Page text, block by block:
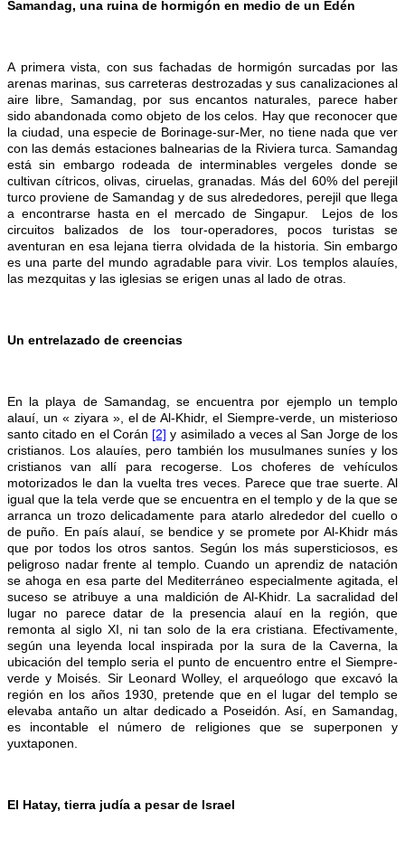
Samandag, una ruina de hormigón en medio de un Edén
A primera vista, con sus fachadas de hormigón surcadas por las
arenas marinas, sus carreteras destrozadas y sus canalizaciones al
aire libre, Samandag, por sus encantos naturales, parece haber
sido abandonada como objeto de los celos. Hay que reconocer que
la ciudad, una especie de Borinage-sur-Mer, no tiene nada que ver
con las demás estaciones balnearias de la Riviera turca. Samandag
está sin embargo rodeada de interminables vergeles donde se
cultivan cítricos, olivas, ciruelas, granadas. Más del 60% del perejil
turco proviene de Samandag y de sus alrededores, perejil que llega
a encontrarse hasta en el mercado de Singapur. Lejos de los
circuitos balizados de los tour-operadores, pocos turistas se
aventuran en esa lejana tierra olvidada de la historia. Sin embargo
es una parte del mundo agradable para vivir. Los templos alauíes,
las mezquitas y las iglesias se erigen unas al lado de otras.
Un entrelazado de creencias
En la playa de Samandag, se encuentra por ejemplo un templo
alauí, un « ziyara », el de Al-Khidr, el Siempre-verde, un misterioso
santo citado en el Corán [2] y asimilado a veces al San Jorge de los
cristianos. Los alauíes, pero también los musulmanes suníes y los
cristianos van allí para recogerse. Los choferes de vehículos
motorizados le dan la vuelta tres veces. Parece que trae suerte. Al
igual que la tela verde que se encuentra en el templo y de la que se
arranca un trozo delicadamente para atarlo alrededor del cuello o
de puño. En país alauí, se bendice y se promete por Al-Khidr más
que por todos los otros santos. Según los más supersticiosos, es
peligroso nadar frente al templo. Cuando un aprendiz de natación
se ahoga en esa parte del Mediterráneo especialmente agitada, el
suceso se atribuye a una maldición de Al-Khidr. La sacralidad del
lugar no parece datar de la presencia alauí en la región, que
remonta al siglo XI, ni tan solo de la era cristiana. Efectivamente,
según una leyenda local inspirada por la sura de la Caverna, la
ubicación del templo seria el punto de encuentro entre el Siempre-
verde y Moisés. Sir Leonard Wolley, el arqueólogo que excavó la
región en los años 1930, pretende que en el lugar del templo se
elevaba antaño un altar dedicado a Poseidón. Así, en Samandag,
es incontable el número de religiones que se superponen y
yuxtaponen.
El Hatay, tierra judía a pesar de Israel